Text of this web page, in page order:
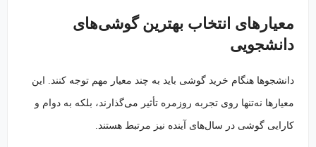
معیارهای انتخاب بهترین گوشی‌های
دانشجویی
دانشجوها هنگام خرید گوشی باید به چند معیار مهم توجه کنند. این
معیارها نه‌تنها روی تجربه روزمره تأثیر می‌گذارند، بلکه به دوام و
کارایی گوشی در سال‌های آینده نیز مرتبط هستند.